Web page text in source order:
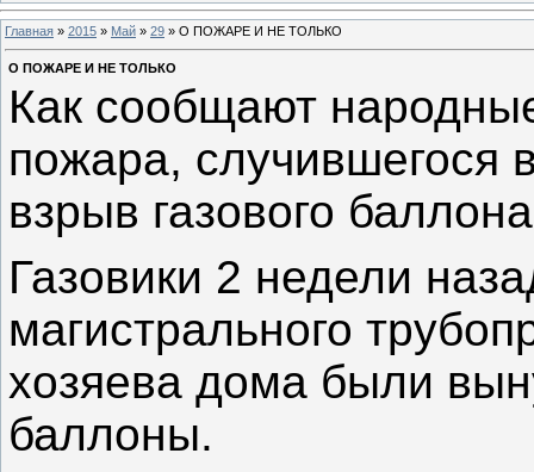
Главная » 2015 » Май » 29 » О ПОЖАРЕ И НЕ ТОЛЬКО
О ПОЖАРЕ И НЕ ТОЛЬКО
Как сообщают
пожара, случившегося
взрыв газового
Газовики 2 недели
магистрального
хозяева дома были
баллоны.